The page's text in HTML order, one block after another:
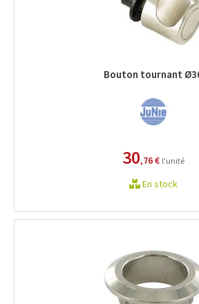
Bouton tournant
30,76 € l'unité
En stock